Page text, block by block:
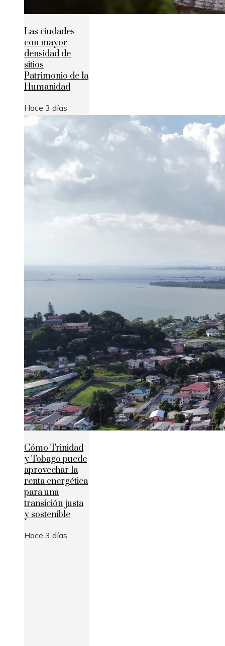
Las ciudades
con mayor
densidad de
sitios
Patrimonio de la
Humanidad
Hace 3 días
Cómo Trinidad
y Tobago puede
aprovechar la
renta energética
para una
transición justa
y sostenible
Hace 3 días